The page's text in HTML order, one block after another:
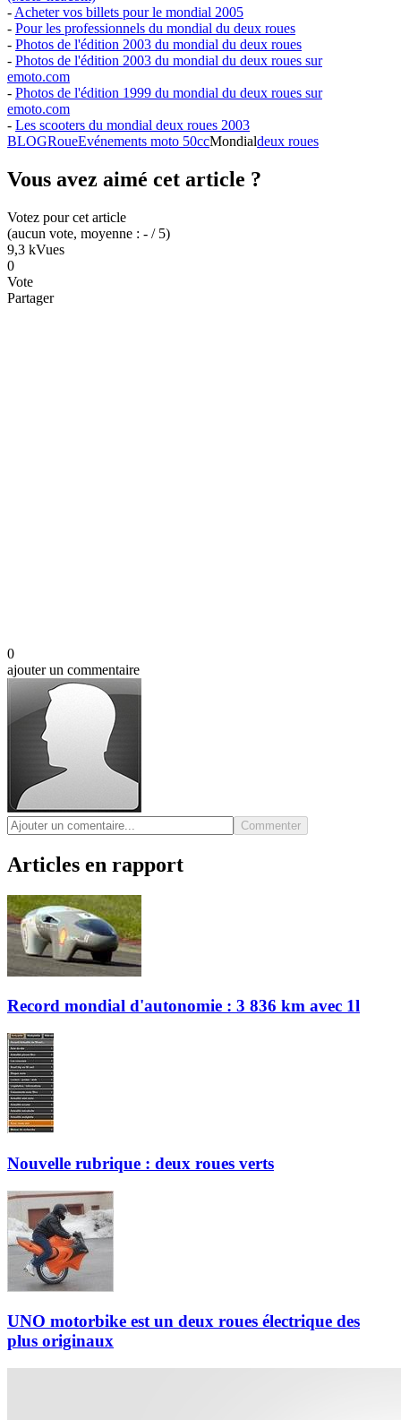
- Acheter vos billets pour le mondial 2005
- Pour les professionnels du mondial du deux roues
- Photos de l'édition 2003 du mondial du deux roues
- Photos de l'édition 2003 du mondial du deux roues sur
emoto.com
- Photos de l'édition 1999 du mondial du deux roues sur
emoto.com
- Les scooters du mondial deux roues 2003
BLOGRoueEvénements moto 50ccMondialdeux roues
Vous avez aimé cet article ?
Votez pour cet article
(aucun vote, moyenne : - / 5)
9,3 kVues
0
Vote
Partager
0
ajouter un commentaire
Commenter
Articles en rapport
Record mondial d'autonomie : 3 836 km avec 1l
Nouvelle rubrique : deux roues verts
UNO motorbike est un deux roues électrique des
plus originaux